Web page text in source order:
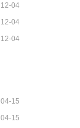
12-04
12-04
12-04
04-15
04-15